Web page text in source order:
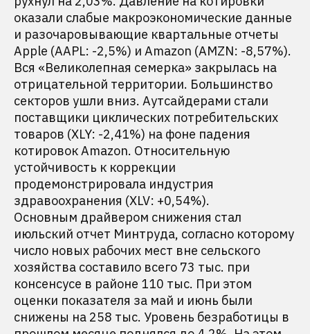
оказали слабые макроэкономические данные
и разочаровывающие квартальные отчеты
Apple (AAPL: -2,5%) и Amazon (AMZN: -8,57%).
Вся «Великолепная семерка» закрылась на
отрицательной территории. Большинство
секторов ушли вниз. Аутсайдерами стали
поставщики циклических потребительских
товаров (XLY: -2,41%) на фоне падения
котировок Amazon. Относительную
устойчивость к коррекции
продемонстрировала индустрия
здравоохранения (XLV: +0,54%).
Основным драйвером снижения стал
июльский отчет Минтруда, согласно которому
число новых рабочих мест вне сельского
хозяйства составило всего 73 тыс. при
консенсусе в районе 110 тыс. При этом
оценки показателя за май и июнь были
снижены на 258 тыс. Уровень безработицы в